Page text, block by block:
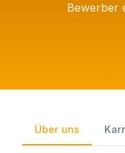
Bewerber
Über uns